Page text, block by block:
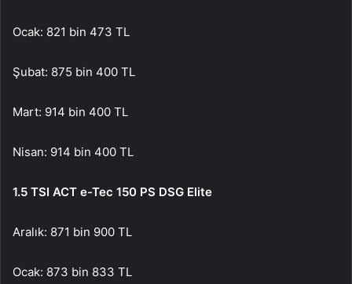
Ocak: 821 bin 473 TL
Şubat: 875 bin 400 TL
Mart: 914 bin 400 TL
Nisan: 914 bin 400 TL
1.5 TSI ACT e-Tec 150 PS DSG Elite
Aralık: 871 bin 900 TL
Ocak: 873 bin 833 TL